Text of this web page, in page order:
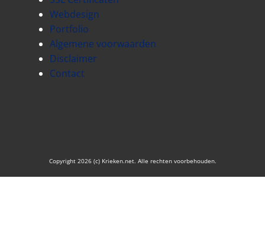
Webdesign
Portfolio
Algemene voorwaarden
Disclaimer
Contact
Copyright 2026 (c) Krieken.net. Alle rechten voorbehouden.